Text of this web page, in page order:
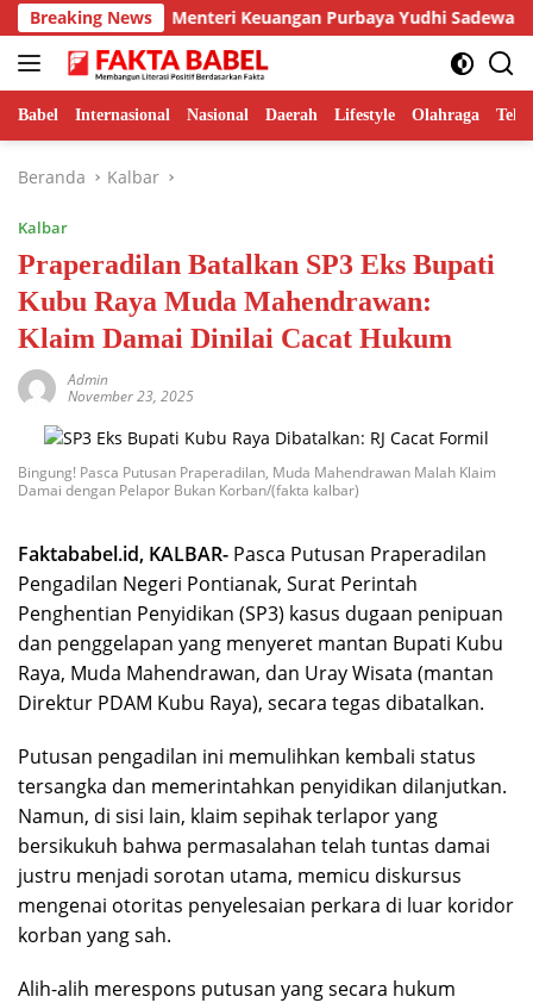
Langsung
ke
konten
Breaking NewsMenteri Keuangan Purbaya Yudhi Sadewa Secure
Babel Internasional Nasional Daerah Lifestyle Olahraga
Beranda Kalbar
Kalbar
Praperadilan Batalkan SP3 Eks Bupati
Kubu Raya Muda Mahendrawan:
Klaim Damai Dinilai Cacat Hukum
Admin
November 23, 2025
Bingung! Pasca Putusan Praperadilan, Muda Mahendrawan Malah Klaim
Damai dengan Pelapor Bukan Korban/(fakta kalbar)
Faktababel.id, KALBAR- Pasca Putusan Praperadilan
Pengadilan Negeri Pontianak, Surat Perintah
Penghentian Penyidikan (SP3) kasus dugaan penipuan
dan penggelapan yang menyeret mantan Bupati Kubu
Raya, Muda Mahendrawan, dan Uray Wisata (mantan
Direktur PDAM Kubu Raya), secara tegas dibatalkan.
Putusan pengadilan ini memulihkan kembali status
tersangka dan memerintahkan penyidikan dilanjutkan.
Namun, di sisi lain, klaim sepihak terlapor yang
bersikukuh bahwa permasalahan telah tuntas damai
justru menjadi sorotan utama, memicu diskursus
mengenai otoritas penyelesaian perkara di luar koridor
korban yang sah.
Alih-alih merespons putusan yang secara hukum